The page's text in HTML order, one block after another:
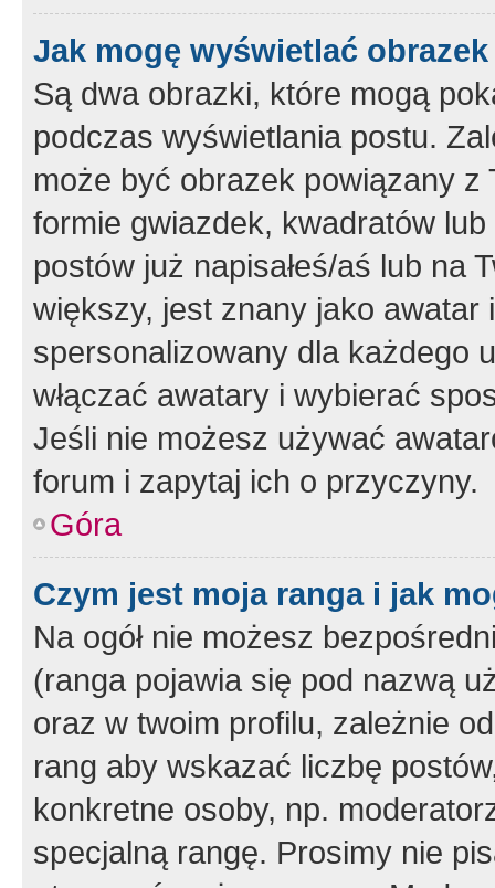
Jak mogę wyświetlać
Są dwa obrazki, które mogą
podczas wyświetlania postu.
może być obrazek powiązany z
formie gwiazdek, kwadratów
postów już napisałeś/aś lub na
większy, jest znany jako
spersonalizowany dla każdego
włączać awatary i wybierać
Jeśli nie możesz używać
forum i zapytaj ich o przyczyny.
Góra
Czym jest moja ranga i jak
Na ogół nie możesz
(ranga pojawia się pod nazwą
oraz w twoim profilu, zależnie
rang aby wskazać liczbę
konkretne osoby, np.
specjalną rangę. Prosimy nie